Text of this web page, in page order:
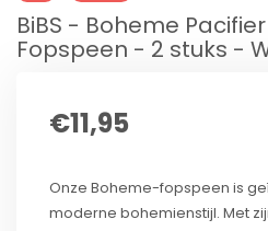
BiBS - Boheme
Fopspeen - 2 stuks -
€11,95
Onze Boheme-fopspeen is
moderne bohemienstijl. Met